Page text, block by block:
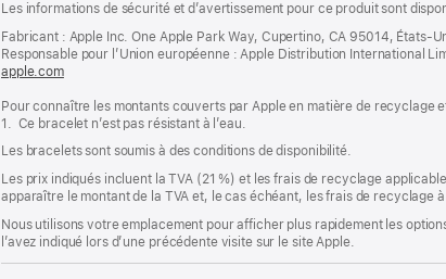
de
page
de
bas
de
page
Les informations de sécurité et d’avertissement pour ce produit sont
Fabricant : Apple Inc. One Apple Park Way, Cupertino, CA 95014, États-
Responsable pour l’Union européenne : Apple Distribution International
apple.com(s’ouvre
une
nouvelle
Pour connaître les montants couverts par Apple en matière de recyclage
1. Ce bracelet n’est pas résistant à l’eau.
Les bracelets sont soumis à des conditions de disponibilité.
Les prix indiqués incluent la TVA (21 %) et les frais de recyclage
apparaître le montant de la TVA et, le cas échéant, les frais de recyclage
Nous utilisons votre emplacement pour afficher plus rapidement les
l’avez indiqué lors d’une précédente visite sur le site Apple.